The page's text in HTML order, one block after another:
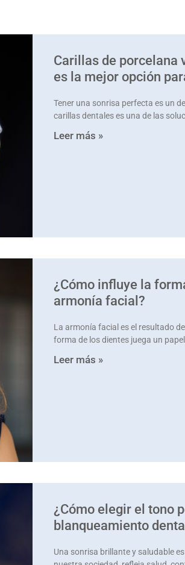
Carillas de porcelana
es la mejor opción
Tener una sonrisa perfecta es un
carillas dentales es una de las
Leer más »
¿Cómo influye la
armonía facial?
La armonía facial es el resultado
forma de los dientes juega un
Leer más »
¿Cómo elegir el tono
blanqueamiento
Una sonrisa brillante y saludable